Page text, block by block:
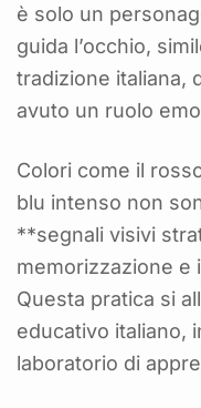
è solo un
guida l’occhio,
tradizione italiana,
avuto un ruolo
Colori come il
blu intenso non
**segnali visivi
memorizzazione e
Questa pratica si
educativo italiano,
laboratorio di